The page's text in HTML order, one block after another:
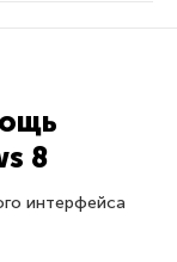
8
интерфейса